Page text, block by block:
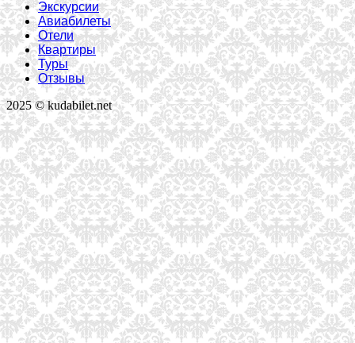
Экскурсии
Авиабилеты
Отели
Квартиры
Туры
Отзывы
2025 © kudabilet.net